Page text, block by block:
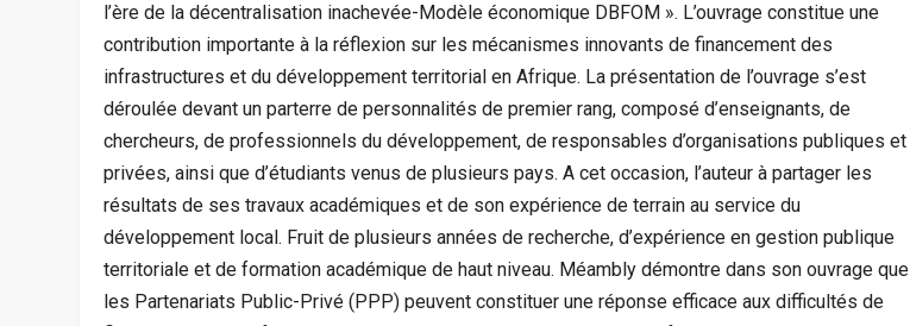
l’ère de la décentralisation inachevée-Modèle économique DBFOM ». L’ouvrage constitue une
contribution importante à la réflexion sur les mécanismes innovants de financement des
infrastructures et du développement territorial en Afrique. La présentation de l’ouvrage s’est
déroulée devant un parterre de personnalités de premier rang, composé d’enseignants, de
chercheurs, de professionnels du développement, de responsables d’organisations publiques et
privées, ainsi que d’étudiants venus de plusieurs pays. A cet occasion, l’auteur à partager les
résultats de ses travaux académiques et de son expérience de terrain au service du
développement local. Fruit de plusieurs années de recherche, d’expérience en gestion publique
territoriale et de formation académique de haut niveau. Méambly démontre dans son ouvrage que
les Partenariats Public-Privé (PPP) peuvent constituer une réponse efficace aux difficultés de